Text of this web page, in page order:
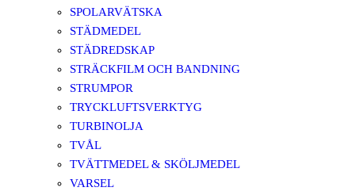
SPOLARVÄTSKA
STÄDMEDEL
STÄDREDSKAP
STRÄCKFILM OCH BANDNING
STRUMPOR
TRYCKLUFTSVERKTYG
TURBINOLJA
TVÅL
TVÄTTMEDEL & SKÖLJMEDEL
VARSEL